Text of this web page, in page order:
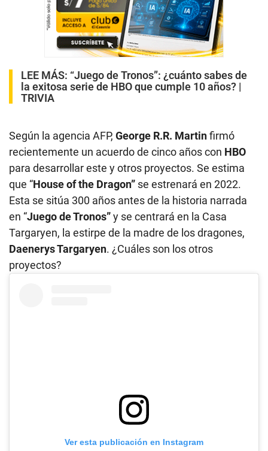
LEE MÁS: “Juego de Tronos”: ¿cuánto sabes de
la exitosa serie de HBO que cumple 10 años? |
TRIVIA
Según la agencia AFP, George R.R. Martinfirmó
recientemente un acuerdo de cinco años con HBO
para desarrollar este y otros proyectos. Se estima
que “House of the Dragon” se estrenará en 2022.
Esta se sitúa 300 años antes de la historia narrada
en “Juego de Tronos”y se centrará en la Casa
Targaryen, la estirpe de la madre de los dragones,
Daenerys Targaryen. ¿Cuáles son los otros
proyectos?
Ver esta publicación en Instagram